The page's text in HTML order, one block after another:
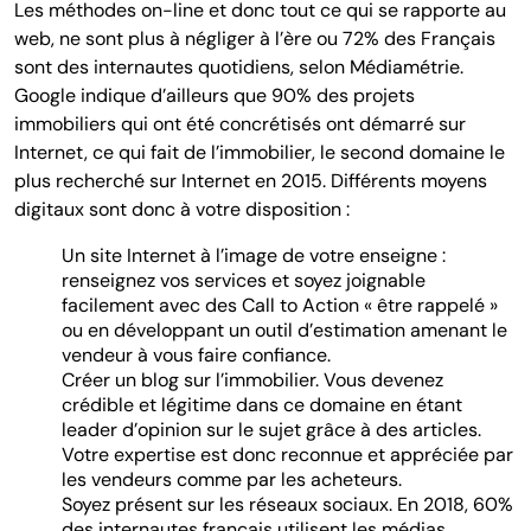
Les méthodes on-line et donc tout ce qui se rapporte au
web, ne sont plus à négliger à l’ère ou 72% des Français
sont des internautes quotidiens, selon Médiamétrie.
Google indique d’ailleurs que 90% des projets
immobiliers qui ont été concrétisés ont démarré sur
Internet, ce qui fait de l’immobilier, le second domaine le
plus recherché sur Internet en 2015. Différents moyens
digitaux sont donc à votre disposition :
Un site Internet à l’image de votre enseigne :
renseignez vos services et soyez joignable
facilement avec des Call to Action « être rappelé »
ou en développant un outil d’estimation amenant le
vendeur à vous faire confiance.
Créer un blog sur l’immobilier. Vous devenez
crédible et légitime dans ce domaine en étant
leader d’opinion sur le sujet grâce à des articles.
Votre expertise est donc reconnue et appréciée par
les vendeurs comme par les acheteurs.
Soyez présent sur les réseaux sociaux. En 2018, 60%